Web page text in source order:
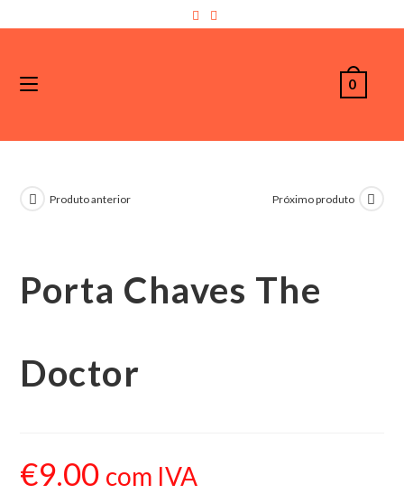
0
Produto anterior Próximo produto
Porta Chaves The
Doctor
€9.00 com IVA